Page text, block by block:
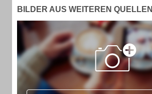
BILDER AUS WEITEREN QUELLEN